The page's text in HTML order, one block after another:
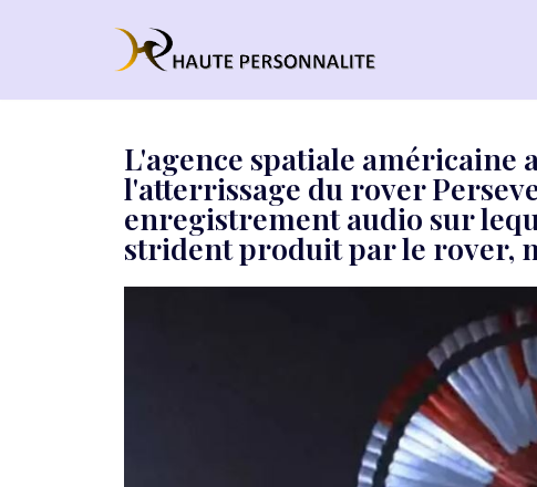
L'agence spatiale américaine
l'atterrissage du rover
enregistrement audio sur
strident produit par le rover,